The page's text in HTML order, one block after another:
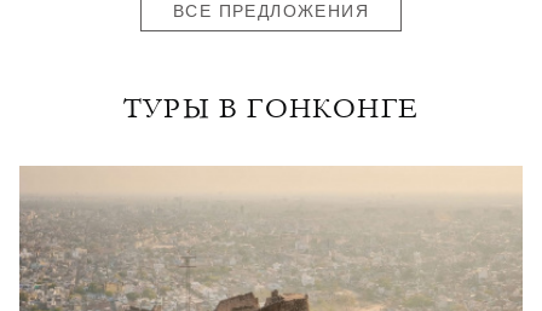
ВСЕ ПРЕДЛОЖЕНИЯ
ТУРЫ В ГОНКОНГЕ